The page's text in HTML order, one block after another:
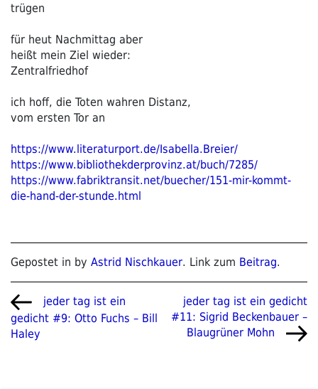
trügen
für heut Nachmittag aber
heißt mein Ziel wieder:
Zentralfriedhof
ich hoff, die Toten wahren Distanz,
vom ersten Tor an
https://www.literaturport.de/Isabella.Breier/
https://www.bibliothekderprovinz.at/buch/7285/
https://www.fabriktransit.net/buecher/151-mir-kommt-
die-hand-der-stunde.html
Gepostet in by Astrid Nischkauer. Link zum Beitrag.
Beitragsnavigation
Vorheriger
Beitrag
jeder tag ist ein
gedicht #9: Otto Fuchs – Bill
Haley
Nächster
Beitrag
jeder tag ist ein gedicht
#11: Sigrid Beckenbauer –
Blaugrüner Mohn